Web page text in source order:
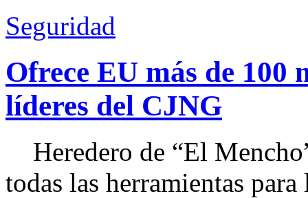
Seguridad
Ofrece EU más de 100
líderes del CJNG
Heredero de “El
todas las herramientas